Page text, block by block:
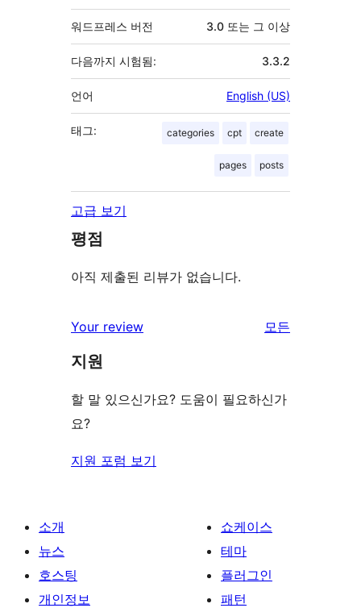
워드프레스 버전 3.0 또는 그 이상
다음까지 시험됨: 3.3.2
언어 English (US)
태그: categories cpt create
pages posts
고급 보기
평점
아직 제출된 리뷰가 없습니다.
Your review 모든
지원
할 말 있으신가요? 도움이 필요하신가
요?
지원 포럼 보기
소개
뉴스
호스팅
개인정보
쇼케이스
테마
플러그인
패턴